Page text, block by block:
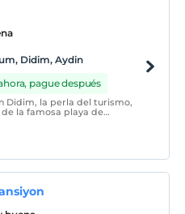
Didim, Aydin
pague después
Didim, la perla del turismo,
la famosa playa de